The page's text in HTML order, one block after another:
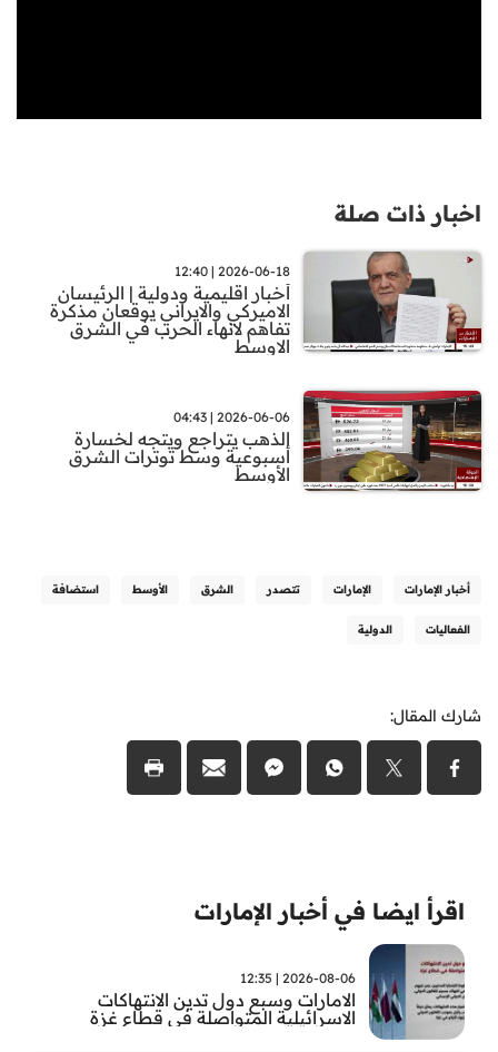
اخبار ذات صلة
2026-06-18 | 12:40
أخبار اقليمية ودولية | الرئيسان
الاميركي والايراني يوقعان مذكرة
تفاهم لانهاء الحرب في الشرق
الاوسط
2026-06-06 | 04:43
الذهب يتراجع ويتجه لخسارة
أسبوعية وسط توترات الشرق
الأوسط
أخبار الإمارات الإمارات تتصدر الشرق الأوسط استضافة
الفعاليات الدولية
شارك المقال:
اقرأ ايضا في أخبار الإمارات
2026-08-06 | 12:35
الامارات وسبع دول تدين الانتهاكات
الاسرائيلية المتواصلة في قطاع غزة